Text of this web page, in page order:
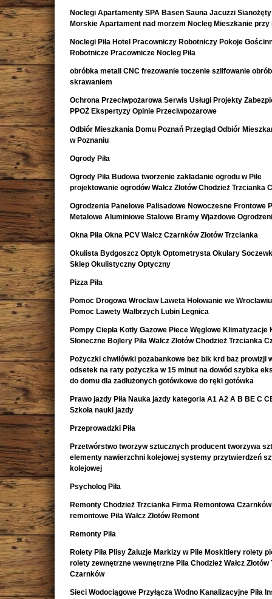
Noclegi Apartamenty SPA Basen Sauna Jacuzzi
Morskie Apartament nad morzem Nocleg Mieszkanie przy
Noclegi Piła Hotel Pracowniczy Robotniczy Pokoje
Robotnicze Pracownicze Nocleg Piła
obróbka metali CNC frezowanie toczenie szlifowanie
skrawaniem
Ochrona Przeciwpożarowa Serwis Usługi Projekty
PPOŻ Ekspertyzy Opinie Przeciwpożarowe
Odbiór Mieszkania Domu Poznań Przegląd Odbiór
w Poznaniu
Ogrody Piła
Ogrody Piła Budowa tworzenie zakładanie ogrodu w Pile
projektowanie ogrodów Wałcz Złotów Chodzież Trzcianka
Ogrodzenia Panelowe Palisadowe Nowoczesne Frontowe
Metalowe Aluminiowe Stalowe Bramy Wjazdowe
Okna Piła Okna PCV Wałcz Czarnków Złotów Trzcianka
Okulista Bydgoszcz Optyk Optometrysta Okulary
Sklep Okulistyczny Optyczny
Pizza Piła
Pomoc Drogowa Wrocław Laweta Holowanie we
Pomoc Lawety Wałbrzych Lubin Legnica
Pompy Ciepła Kotły Gazowe Piece Węglowe Klimatyzacje
Słoneczne Bojlery Piła Wałcz Złotów Chodzież Trzcianka
Pożyczki chwilówki pozabankowe bez bik krd baz prowizji
odsetek na raty pożyczka w 15 minut na dowód szybka
do domu dla zadłużonych gotówkowe do ręki gotówka
Prawo jazdy Piła Nauka jazdy kategoria A1 A2 A B BE C
Szkoła nauki jazdy
Przeprowadzki Piła
Przetwórstwo tworzyw sztucznych producent tworzywa
elementy nawierzchni kolejowej systemy przytwierdzeń
kolejowej
Psycholog Piła
Remonty Chodzież Trzcianka Firma Remontowa Czarnków
remontowe Piła Wałcz Złotów Remont
Remonty Piła
Rolety Piła Plisy Żaluzje Markizy w Pile Moskitiery rolety
rolety zewnętrzne wewnętrzne Pila Chodzież Wałcz Złotów
Czarnków
Sieci Wodociągowe Przyłącza Wodno Kanalizacyjne Piła